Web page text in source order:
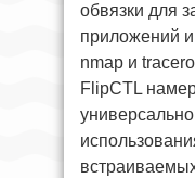
обвязки для
приложений и
nmap и
FlipCTL